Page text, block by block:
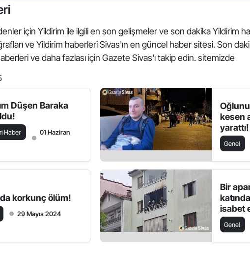
için Yildirim ile ilgili en son gelişmeler ve son dakika Yildirim
ve Yildirim haberleri Sivas'ın en güncel haber sitesi. Son
ve daha fazlası için Gazete Sivas'ı takip edin. sitemizde
Düşen Baraka
Haber
01 Haziran
kesen
verici
Genel
korkunç ölüm!
29 Mayıs 2024
Bir
isabet
Genel